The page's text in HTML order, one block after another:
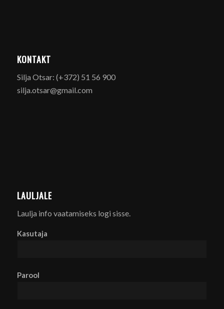
KONTAKT
Silja Otsar: (+372) 51 56 900
silja.otsar@gmail.com
LAULJALE
Laulja info vaatamiseks logi sisse.
Kasutaja
Parool